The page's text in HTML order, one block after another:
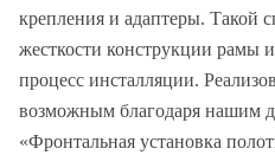
крепления и адаптеры. Такой
жесткости конструкции рамы
процесс инсталляции.
возможным благодаря нашим
«Фронтальная установка